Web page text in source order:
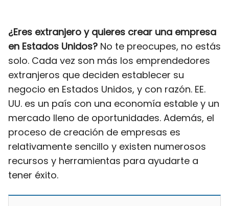
¿Eres extranjero y quieres crear una empresa
en Estados Unidos? No te preocupes, no estás
solo. Cada vez son más los emprendedores
extranjeros que deciden establecer su
negocio en Estados Unidos, y con razón. EE.
UU. es un país con una economía estable y un
mercado lleno de oportunidades. Además, el
proceso de creación de empresas es
relativamente sencillo y existen numerosos
recursos y herramientas para ayudarte a
tener éxito.